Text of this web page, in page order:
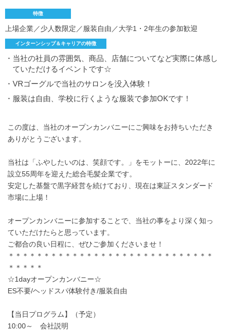
特徴
上場企業／少人数限定／服装自由／大学1・2年生の参加歓迎
インターンシップ＆キャリアの特徴
・当社の社員の雰囲気、商品、店舗についてなど実際に体感し
ていただけるイベントです☆
・VRゴーグルで当社のサロンを没入体験！
・服装は自由、学校に行くような服装で参加OKです！
この度は、当社のオープンカンバニーにご興味をお持ちいただき
ありがとうございます。
当社は「ふやしたいのは、笑顔です。」をモットーに、2022年に
設立55周年を迎えた総合毛髪企業です。
安定した基盤で黒字経営を続けており、現在は東証スタンダード
市場に上場！
オープンカンバニーに参加することで、当社の事をより深く知っ
ていただけたらと思っています。
ご都合の良い日程に、ぜひご参加くださいませ！
＊＊＊＊＊＊＊＊＊＊＊＊＊＊＊＊＊＊＊＊＊＊＊＊＊＊＊＊＊
＊＊＊＊＊
☆1dayオープンカンバニー☆
ES不要/ヘッドスパ体験付き/服装自由
【当日プログラム】（予定）
10:00～ 会社説明